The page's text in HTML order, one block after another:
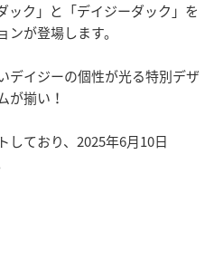
ック」と「デイジーダック」を
が登場します。
デイジーの個性が光る特別デザ
が揃い！
しており、2025年6月10日